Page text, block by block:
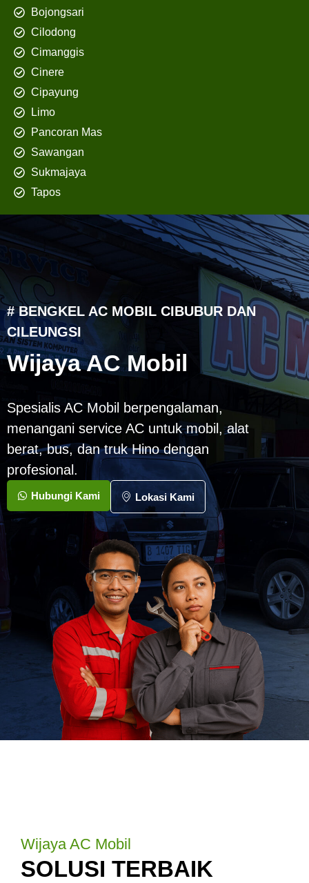
Bojongsari
Cilodong
Cimanggis
Cinere
Cipayung
Limo
Pancoran Mas
Sawangan
Sukmajaya
Tapos
# BENGKEL AC MOBIL CIBUBUR DAN
CILEUNGSI
Wijaya AC Mobil
Spesialis AC Mobil berpengalaman,
menangani service AC untuk mobil, alat
berat, bus, dan truk Hino dengan
profesional.
Hubungi Kami Lokasi Kami
Wijaya AC Mobil
SOLUSI TERBAIK